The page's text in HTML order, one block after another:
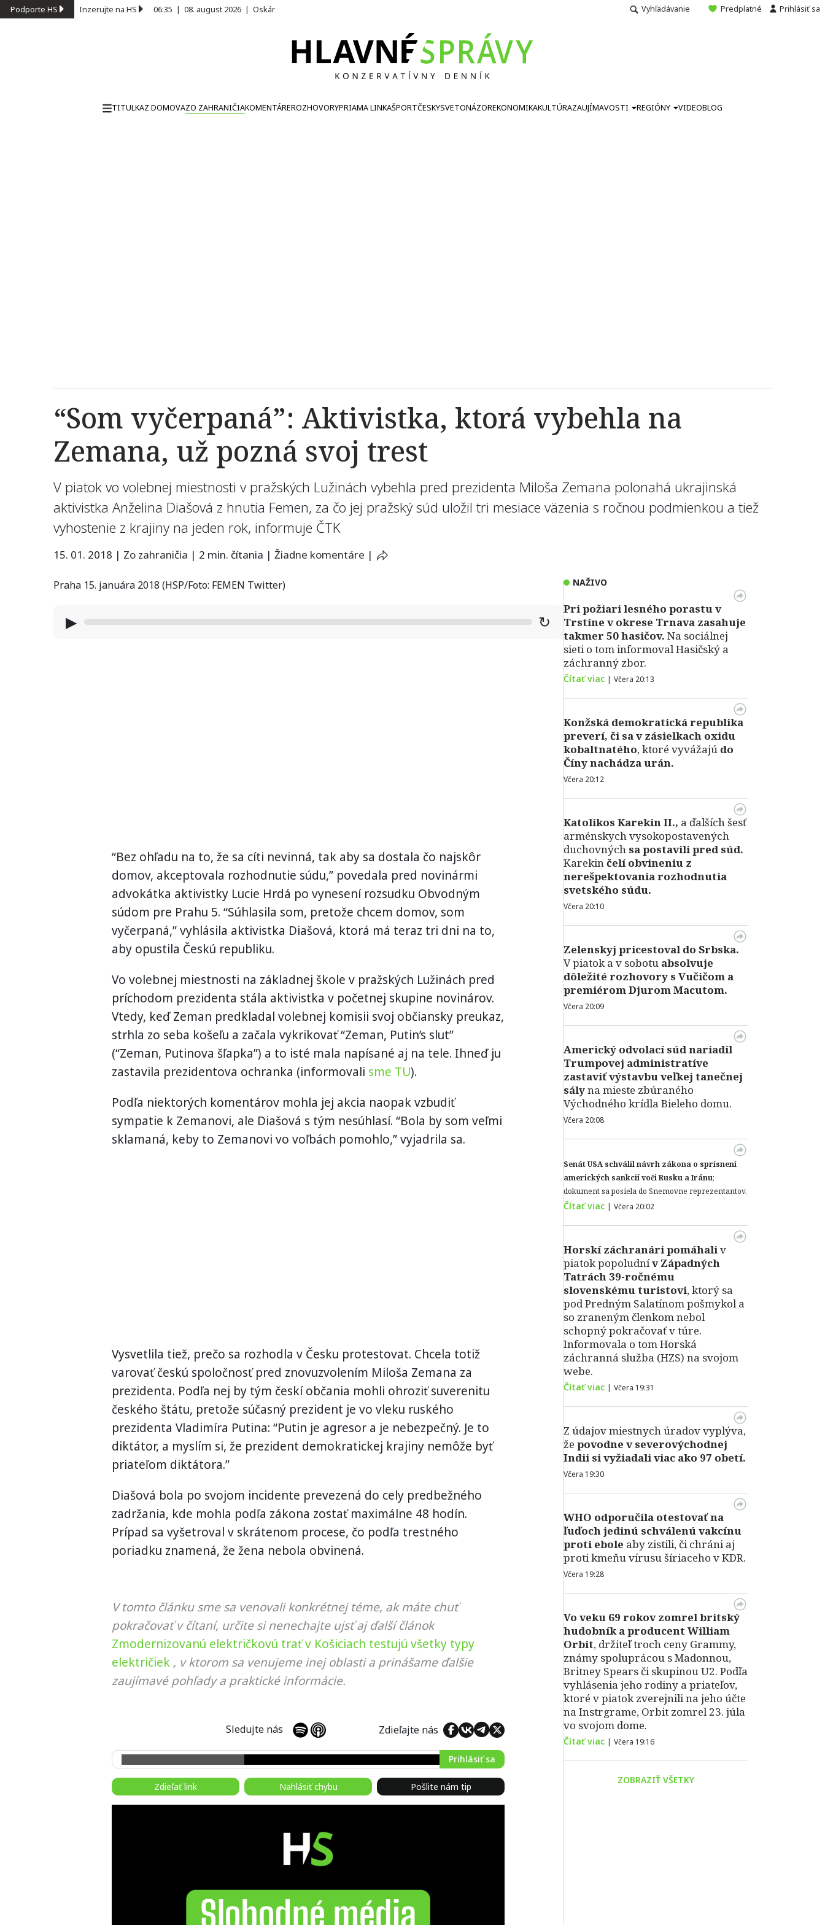
Podporte HS Inzerujte na HS 06:35 | 08. august 2026 | Oskár Vyhľadávanie Predplatné Prihlásiť sa
TITULKAZ DOMOVAZO ZAHRANIČIAKOMENTÁREROZHOVORYPRIAMA LINKAŠPORTČESKYSVETONÁZOREKONOMIKAKULTÚRAZAUJÍMAVOSTI REGIÓNY VIDEOBLOG
“Som vyčerpaná”: Aktivistka, ktorá vybehla na
Zemana, už pozná svoj trest
V piatok vo volebnej miestnosti v pražských Lužinách vybehla pred prezidenta Miloša Zemana polonahá ukrajinská
aktivistka Anželina Diašová z hnutia Femen, za čo jej pražský súd uložil tri mesiace väzenia s ročnou podmienkou a tiež
vyhostenie z krajiny na jeden rok, informuje ČTK
15. 01. 2018 | Zo zahraničia | 2 min. čítania | Žiadne komentáre |
Praha 15. januára 2018 (HSP/Foto: FEMEN Twitter)
▶ ↻
“Bez ohľadu na to, že sa cíti nevinná, tak aby sa dostala čo najskôr
domov, akceptovala rozhodnutie súdu,” povedala pred novinármi
advokátka aktivistky Lucie Hrdá po vynesení rozsudku Obvodným
súdom pre Prahu 5. “Súhlasila som, pretože chcem domov, som
vyčerpaná,” vyhlásila aktivistka Diašová, ktorá má teraz tri dni na to,
aby opustila Českú republiku.
Vo volebnej miestnosti na základnej škole v pražských Lužinách pred
príchodom prezidenta stála aktivistka v početnej skupine novinárov.
Vtedy, keď Zeman predkladal volebnej komisii svoj občiansky preukaz,
strhla zo seba košeľu a začala vykrikovať “Zeman, Putin’s slut”
(“Zeman, Putinova šľapka”) a to isté mala napísané aj na tele. Ihneď ju
zastavila prezidentova ochranka (informovali sme TU).
Podľa niektorých komentárov mohla jej akcia naopak vzbudiť
sympatie k Zemanovi, ale Diašová s tým nesúhlasí. “Bola by som veľmi
sklamaná, keby to Zemanovi vo voľbách pomohlo,” vyjadrila sa.
Vysvetlila tiež, prečo sa rozhodla v Česku protestovat. Chcela totiž
varovať českú spoločnosť pred znovuzvolením Miloša Zemana za
prezidenta. Podľa nej by tým českí občania mohli ohroziť suverenitu
českého štátu, pretože súčasný prezident je vo vleku ruského
prezidenta Vladimíra Putina: “Putin je agresor a je nebezpečný. Je to
diktátor, a myslím si, že prezident demokratickej krajiny nemôže byť
priateľom diktátora.”
Diašová bola po svojom incidente prevezená do cely predbežného
zadržania, kde mohla podľa zákona zostať maximálne 48 hodín.
Prípad sa vyšetroval v skrátenom procese, čo podľa trestného
poriadku znamená, že žena nebola obvinená.
V tomto článku sme sa venovali konkrétnej téme, ak máte chuť
pokračovať v čítaní, určite si nenechajte ujsť aj ďalší článok
Zmodernizovanú električkovú trať v Košiciach testujú všetky typy
električiek , v ktorom sa venujeme inej oblasti a prinášame ďalšie
zaujímavé pohľady a praktické informácie.
Sledujte nás Zdieľajte nás
Prihlásiť sa
Zdieľať link Nahlásiť chybu Pošlite nám tip
NAŽIVO
Pri požiari lesného porastu v
Trstíne v okrese Trnava zasahuje
takmer 50 hasičov. Na sociálnej
sieti o tom informoval Hasičský a
záchranný zbor.
Čítať viac | Včera 20:13
Konžská demokratická republika
preverí, či sa v zásielkach oxidu
kobaltnatého, ktoré vyvážajú do
Číny nachádza urán.
Včera 20:12
Katolikos Karekin II., a ďalších šesť
arménskych vysokopostavených
duchovných sa postavili pred súd.
Karekinčelí obvineniu z
nerešpektovania rozhodnutia
svetského súdu.
Včera 20:10
Zelenskyj pricestoval do Srbska.
V piatok a v sobotu absolvuje
dôležité rozhovory s Vučičom a
premiérom Djurom Macutom.
Včera 20:09
Americký odvolací súd nariadil
Trumpovej administratíve
zastaviť výstavbu veľkej tanečnej
sályna mieste zbúraného
Východného krídla Bieleho domu.
Včera 20:08
Senát USA schválil návrh zákona o sprísnení
amerických sankcií voči Rusku a Iránu;
dokument sa posiela do Snemovne reprezentantov.
Čítať viac | Včera 20:02
Horskí záchranári pomáhaliv
piatok popoludnív Západných
Tatrách 39-ročnému
slovenskému turistovi, ktorý sa
pod Predným Salatínom pošmykol a
so zraneným členkom nebol
schopný pokračovať v túre.
Informovala o tom Horská
záchranná služba (HZS) na svojom
webe.
Čítať viac | Včera 19:31
Z údajov miestnych úradov vyplýva,
že povodne v severovýchodnej
Indii si vyžiadali viac ako 97 obetí.
Včera 19:30
WHO odporučila otestovať na
ľuďoch jedinú schválenú vakcínu
proti ebole aby zistili, či chráni aj
proti kmeňu vírusu šíriaceho v KDR.
Včera 19:28
Vo veku 69 rokov zomrel britský
hudobník a producent William
Orbit, držiteľ troch ceny Grammy,
známy spoluprácou s Madonnou,
Britney Spears či skupinou U2. Podľa
vyhlásenia jeho rodiny a priateľov,
ktoré v piatok zverejnili na jeho účte
na Instrgrame, Orbit zomrel 23. júla
vo svojom dome.
Čítať viac | Včera 19:16
ZOBRAZIŤ VŠETKY